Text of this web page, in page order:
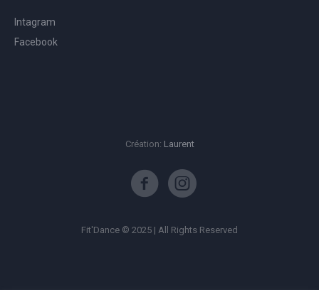
Intagram
Facebook
Création: Laurent
Fit'Dance © 2025 | All Rights Reserved